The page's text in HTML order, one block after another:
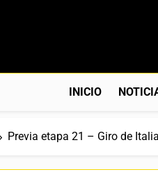
INICIO
Previa etapa 21 – Giro de